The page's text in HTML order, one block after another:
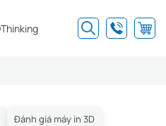
Đánh giá máy in 3D